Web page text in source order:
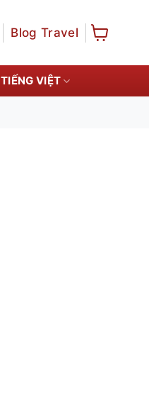
Blog Travel
TIẾNG VIỆT